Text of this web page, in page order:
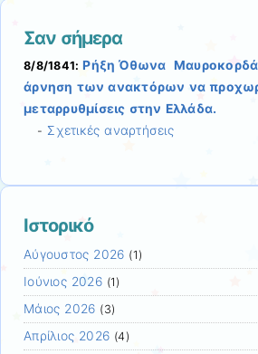
Σαν σήμερα
8/8/1841: Ρήξη Όθωνα 
άρνηση των ανακτόρων να
μεταρρυθμίσεις στην Ελλάδα.
-Σχετικές αναρτήσεις
Ιστορικό
Αύγουστος 2026 (1)
Ιούνιος 2026(1)
Μάιος 2026 (3)
Απρίλιος 2026 (4)